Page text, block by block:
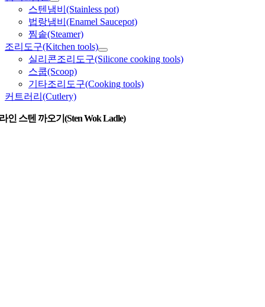
스텐냄비(Stainless pot)
법랑냄비(Enamel Saucepot)
찜솥(Steamer)
조리도구(Kitchen tools)
실리콘조리도구(Silicone cooking tools)
스쿱(Scoop)
기타조리도구(Cooking tools)
커트러리(Cutlery)
인 스텐 까오기(Sten Wok Ladle)